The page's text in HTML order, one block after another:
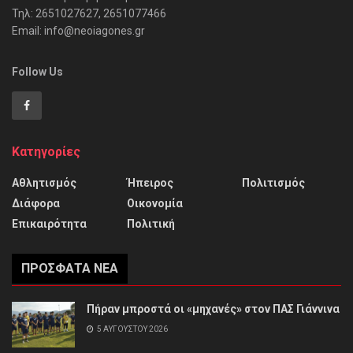
Τηλ: 2651027627, 2651077466
Email: info@neoiagones.gr
Follow Us
Κατηγορίες
Αθλητισμός
Διάφορα
Επικαιρότητα
Ήπειρος
Οικονομία
Πολιτική
Πολιτισμός
ΠΡΌΣΦΑΤΑ ΝΈΑ
Πήραν μπροστά οι «μηχανές» στον ΠΑΣ Γιάννινα
5 ΑΥΓΟΎΣΤΟΥ 2026